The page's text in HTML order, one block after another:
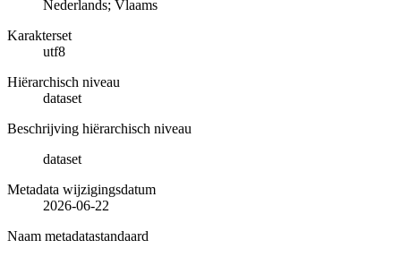
Nederlands; Vlaams
Karakterset
utf8
Hiërarchisch niveau
dataset
Beschrijving hiërarchisch niveau
dataset
Metadata wijzigingsdatum
2026-06-22
Naam metadatastandaard